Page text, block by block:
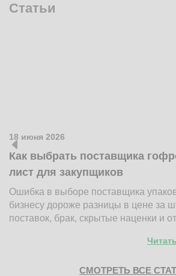
Статьи
18 июня 2026
Как выбрать поставщика
лист для закупщиков
Ошибка в выборе поставщика
бизнесу дороже разницы в цене за
поставок, брак, скрытые наценки и
СМОТРЕТЬ ВСЕ